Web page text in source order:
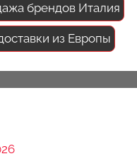
брендов Италия
из Европы